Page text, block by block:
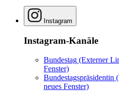
Instagram
Instagram-Kanäle
Bundestag (Externer
Fenster)
Bundestagspräsidentin
neues Fenster)